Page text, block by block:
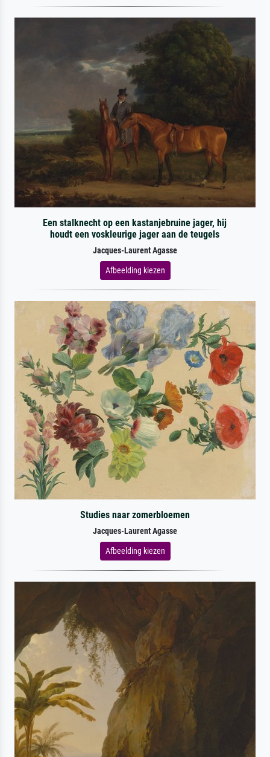
Een stalknecht op een kastanjebruine jager, hij
houdt een voskleurige jager aan de teugels
Jacques-Laurent Agasse
Afbeelding kiezen
Studies naar zomerbloemen
Jacques-Laurent Agasse
Afbeelding kiezen